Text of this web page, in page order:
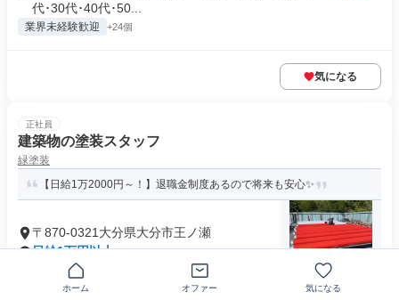
代･30代･40代･50...
業界未経験歓迎 +24個
気になる
正社員
建築物の塗装スタッフ
緑塗装
【日給1万2000円～！】退職金制度あるので将来も安心✨
〒870-0321大分県大分市王ノ瀬
日給1万円以上
■塗装経験者 ■建設業...
ホーム オファー 気になる